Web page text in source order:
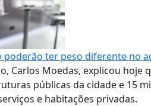
poderão ter peso diferente no
Carlos Moedas, explicou hoje
públicas da cidade e 15
e habitações privadas.